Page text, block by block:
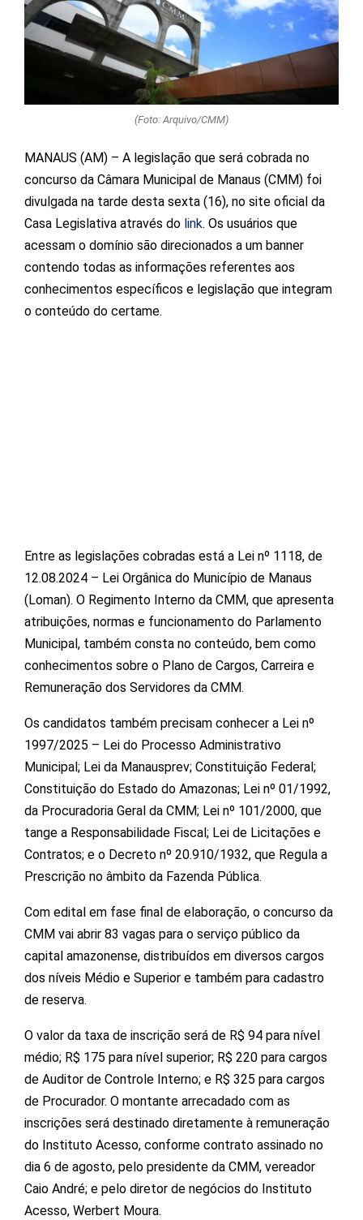
(Foto: Arquivo/CMM)
MANAUS (AM) – A legislação que será cobrada no
concurso da Câmara Municipal de Manaus (CMM) foi
divulgada na tarde desta sexta (16), no site oficial da
Casa Legislativa através do link. Os usuários que
acessam o domínio são direcionados a um banner
contendo todas as informações referentes aos
conhecimentos específicos e legislação que integram
o conteúdo do certame.
Entre as legislações cobradas está a Lei nº 1118, de
12.08.2024 – Lei Orgânica do Município de Manaus
(Loman). O Regimento Interno da CMM, que apresenta
atribuições, normas e funcionamento do Parlamento
Municipal, também consta no conteúdo, bem como
conhecimentos sobre o Plano de Cargos, Carreira e
Remuneração dos Servidores da CMM.
Os candidatos também precisam conhecer a Lei nº
1997/2025 – Lei do Processo Administrativo
Municipal; Lei da Manausprev; Constituição Federal;
Constituição do Estado do Amazonas; Lei nº 01/1992,
da Procuradoria Geral da CMM; Lei nº 101/2000, que
tange a Responsabilidade Fiscal; Lei de Licitações e
Contratos; e o Decreto nº 20.910/1932, que Regula a
Prescrição no âmbito da Fazenda Pública.
Com edital em fase final de elaboração, o concurso da
CMM vai abrir 83 vagas para o serviço público da
capital amazonense, distribuídos em diversos cargos
dos níveis Médio e Superior e também para cadastro
de reserva.
O valor da taxa de inscrição será de R$ 94 para nível
médio; R$ 175 para nível superior; R$ 220 para cargos
de Auditor de Controle Interno; e R$ 325 para cargos
de Procurador. O montante arrecadado com as
inscrições será destinado diretamente à remuneração
do Instituto Acesso, conforme contrato assinado no
dia 6 de agosto, pelo presidente da CMM, vereador
Caio André; e pelo diretor de negócios do Instituto
Acesso, Werbert Moura.